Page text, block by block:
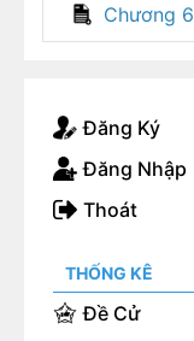
Chương 6
Đăng Ký
Đăng Nhập
Thoát
THỐNG KÊ
Đề Cử